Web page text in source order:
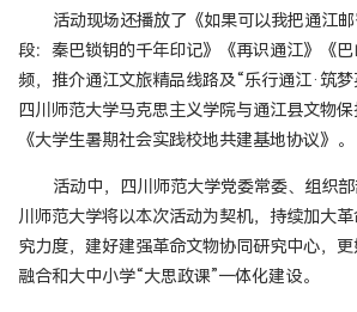
活动现场还播放了《如果可以我把通江
段：秦巴锁钥的千年印记》《再识通江》《
频，推介通江文旅精品线路及“乐行通江·筑梦
四川师范大学马克思主义学院与通江县文物
《大学生暑期社会实践校地共建基地协议》。
活动中，四川师范大学党委常委、组织
川师范大学将以本次活动为契机，持续加大
究力度，建好建强革命文物协同研究中心，
融合和大中小学“大思政课”一体化建设。